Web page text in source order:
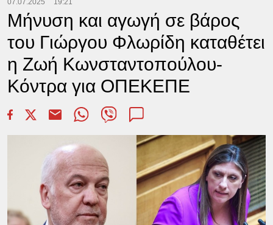
07.07.2025 19:21
Μήνυση και αγωγή σε βάρος
του Γιώργου Φλωρίδη καταθέτει
η Ζωή Κωνσταντοπούλου-
Κόντρα για ΟΠΕΚΕΠΕ